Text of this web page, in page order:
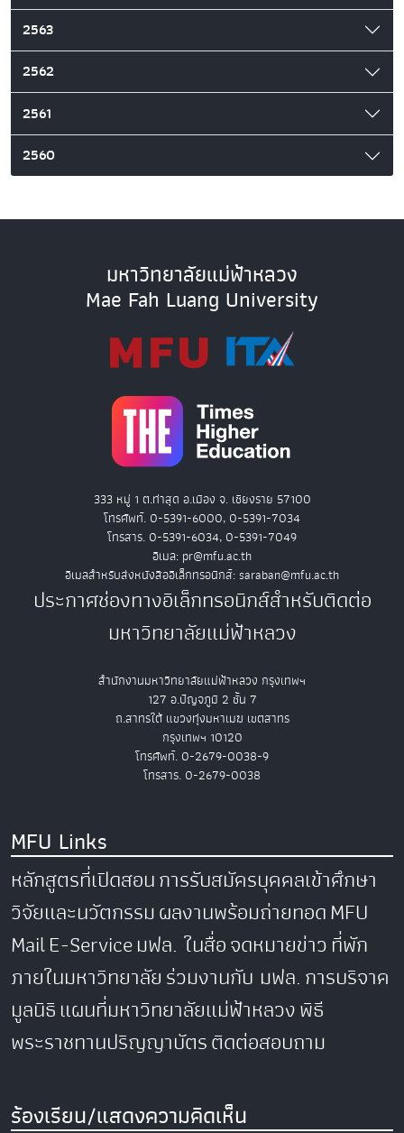
2563
2562
2561
2560
มหาวิทยาลัยแม่ฟ้าหลวง
Mae Fah Luang University
333 หมู่ 1 ต.ท่าสุด อ.เมือง จ. เชียงราย 57100
โทรศัพท์. 0-5391-6000, 0-5391-7034
โทรสาร. 0-5391-6034, 0-5391-7049
อีเมล: pr@mfu.ac.th
อีเมลสำหรับส่งหนังสืออิเล็กทรอนิกส์: saraban@mfu.ac.th
ประกาศช่องทางอิเล็กทรอนิกส์สำหรับติดต่อ
มหาวิทยาลัยแม่ฟ้าหลวง
สำนักงานมหาวิทยาลัยแม่ฟ้าหลวง กรุงเทพฯ
127 อ.ปัญจภูมิ 2 ชั้น 7
ถ.สาทรใต้ แขวงทุ่งมหาเมฆ เขตสาทร
กรุงเทพฯ 10120
โทรศัพท์. 0-2679-0038-9
โทรสาร. 0-2679-0038
MFU Links
หลักสูตรที่เปิดสอนการรับสมัครบุคคลเข้าศึกษา
วิจัยและนวัตกรรมผลงานพร้อมถ่ายทอดMFU
MailE-Serviceมฟล. ในสื่อจดหมายข่าวที่พัก
ภายในมหาวิทยาลัยร่วมงานกับ มฟล.การบริจาค
มูลนิธิแผนที่มหาวิทยาลัยแม่ฟ้าหลวงพิธี
พระราชทานปริญญาบัตรติดต่อสอบถาม
ร้องเรียน/แสดงความคิดเห็น